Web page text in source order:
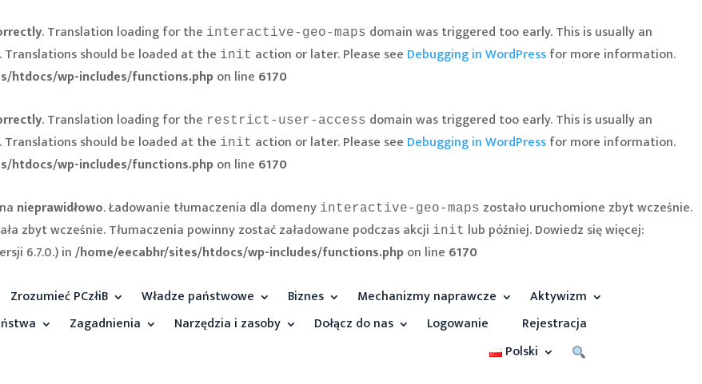
. Translation loading for the interactive-geo-maps domain was triggered too early. This is usually an
should be loaded at the init action or later. Please see Debugging in WordPressfor more information.
htdocs/wp-includes/functions.php on line 6170
. Translation loading for the restrict-user-access domain was triggered too early. This is usually an
should be loaded at the init action or later. Please see Debugging in WordPressfor more information.
htdocs/wp-includes/functions.php on line 6170
nieprawidłowo. Ładowanie tłumaczenia dla domeny interactive-geo-maps zostało uruchomione zbyt wcześnie.
zbyt wcześnie. Tłumaczenia powinny zostać załadowane podczas akcji init lub później. Dowiedz się więcej:
6.7.0.) in/home/eecabhr/sites/htdocs/wp-includes/functions.php on line 6170
Zrozumieć PCzłiB Władze państwowe Biznes Mechanizmy naprawcze
Aktywizm
Zagadnienia Narzędzia i zasoby Dołącz do nas Logowanie
Rejestracja
Polski